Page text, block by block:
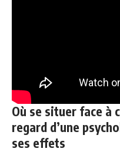
Où se situer face à
regard d’une
ses effets